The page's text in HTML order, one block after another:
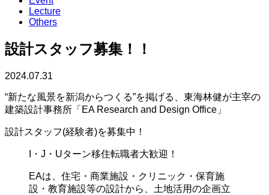
Lecture
Others
設計スタッフ募集！！
2024.07.31
“新たな風景を新潟からつくる”を掲げる、東海林健が主宰の
建築設計事務所「EA Research and Design Office」
設計スタッフ(経験者)を募集中！
I・J・Uターン移住転職者大歓迎！
EAは、住宅・商業施設・クリニック・保育施
設・教育施設等の設計から、土地活用の企画立